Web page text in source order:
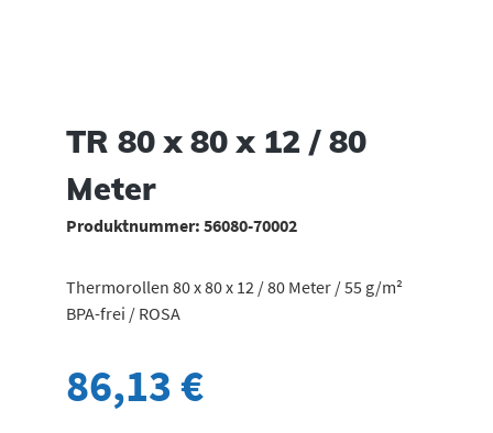
TR 80 x 80 x 12 / 80
Meter
Produktnummer:56080-70002
Thermorollen 80 x 80 x 12 / 80 Meter / 55 g/m²
BPA-frei / ROSA
86,13 €